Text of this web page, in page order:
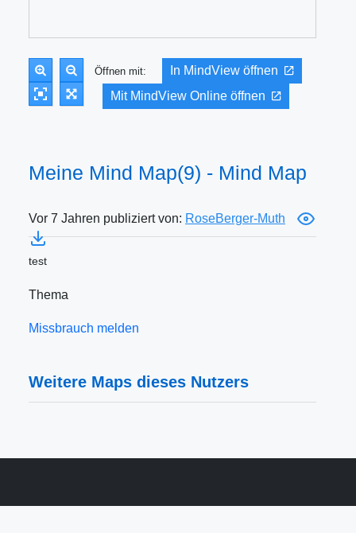
Öffnen mit:
In MindView öffnen
Mit MindView Online öffnen
Meine Mind Map(9) - Mind Map
Vor 7 Jahren publiziert von: RoseBerger-Muth
test
Thema
Missbrauch melden
Weitere Maps dieses Nutzers